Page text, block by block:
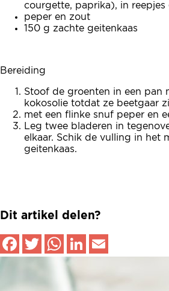
courgette, paprika), in reepjes
peper en zout
150 g zachte geitenkaas
Bereiding
Stoof de groenten in een pan
kokosolie totdat ze beetgaar
met een flinke snuf peper en
Leg twee bladeren in
elkaar. Schik de vulling in het
geitenkaas.
Dit artikel delen?